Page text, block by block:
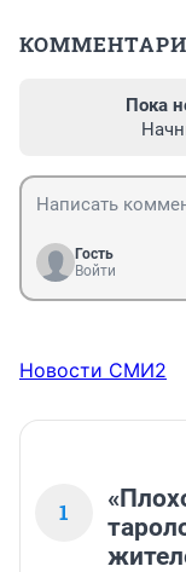
Пока
Гость
Войти
Новости СМИ2
1